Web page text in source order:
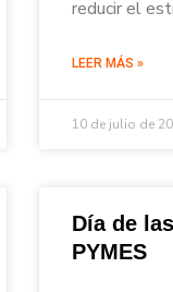
reducir el
LEER MÁS »
10 de julio de
Día de
PYMES